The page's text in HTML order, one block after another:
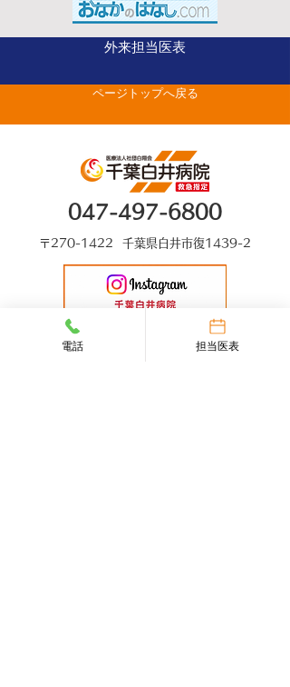
生がベストドクターズ
に選出されました
外来担当医表
ページトップへ戻る
047-497-6800
〒270-1422 千葉県白井市復1439-2
電話 担当医表